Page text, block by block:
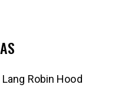
Robin Hood